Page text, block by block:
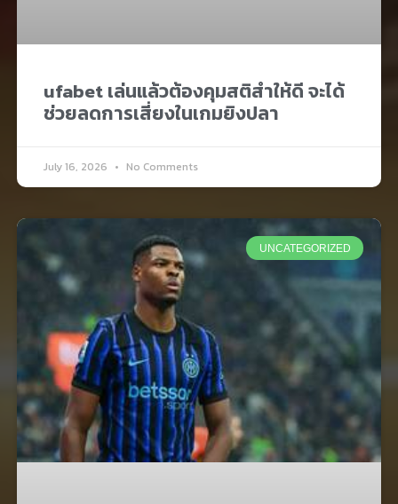
ufabet เล่นแล้วต้องคุมสติสำให้ดี จะได้
ช่วยลดการเสี่ยงในเกมยิงปลา
July 16, 2026 No Comments
UNCATEGORIZED